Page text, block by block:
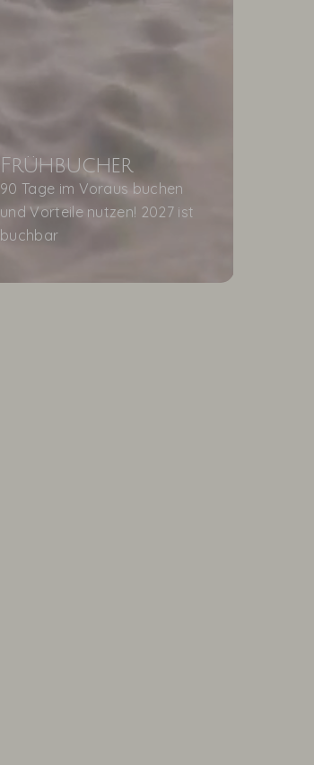
Frühbucher
90 Tage im Voraus buchen
und Vorteile nutzen! 2027 ist
buchbar